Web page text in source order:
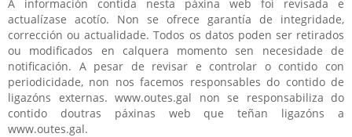
A información contida nesta páxina web foi revisada e
actualízase acotío. Non se ofrece garantía de integridade,
corrección ou actualidade. Todos os datos poden ser retirados
ou modificados en calquera momento sen necesidade de
notificación. A pesar de revisar e controlar o contido con
periodicidade, non nos facemos responsables do contido de
ligazóns externas. www.outes.gal non se responsabiliza do
contido doutras páxinas web que teñan ligazóns a
www.outes.gal.